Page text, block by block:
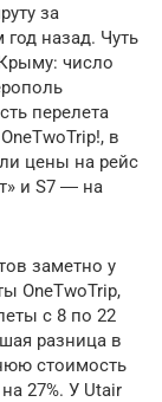
за
назад. Чуть
число
перелета
в
цены на рейс
и S7 ― на
заметно у
OneTwoTrip,
с 8 по 22
разница в
стоимость
27%. У Utair